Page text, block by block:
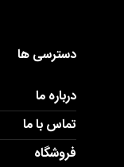
دسترسی ها
درباره ما
تماس با ما
فروشگاه